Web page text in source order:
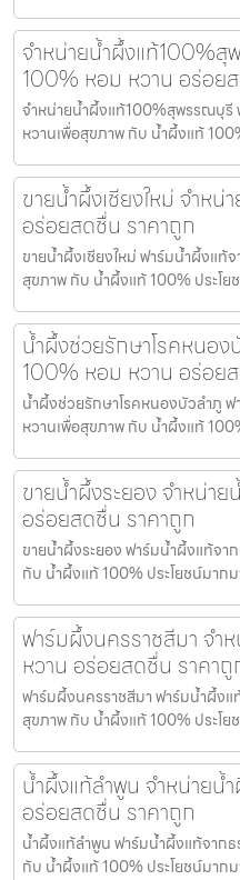
จำหน่ายน้ำผึ้งแท้100%
100% หอม หวาน อร่อย
จำหน่ายน้ำผึ้งแท้100%สุพรรณบุรี
หวานเพื่อสุขภาพ กับ น้ำผึ้งแท้
ขายน้ำผึ้งเชียงใหม่ จำห
อร่อยสดชื่น ราคาถูก
ขายน้ำผึ้งเชียงใหม่ ฟาร์มน้ำผึ้งแท้
สุขภาพ กับ น้ำผึ้งแท้ 100% ประโ
น้ำผึ้งช่วยรักษาโรคหนอ
100% หอม หวาน อร่อย
น้ำผึ้งช่วยรักษาโรคหนองบัวลำภู
หวานเพื่อสุขภาพ กับ น้ำผึ้งแท้
ขายน้ำผึ้งระยอง จำหน่า
อร่อยสดชื่น ราคาถูก
ขายน้ำผึ้งระยอง ฟาร์มน้ำผึ้งแท้จา
กับ น้ำผึ้งแท้ 100% ประโยชน์มาก
ฟาร์มผึ้งนครราชสีมา จำ
หวาน อร่อยสดชื่น ราคาถู
ฟาร์มผึ้งนครราชสีมา ฟาร์มน้ำผึ้ง
สุขภาพ กับ น้ำผึ้งแท้ 100% ประโ
น้ำผึ้งแท้ลำพูน จำหน่ายน้
อร่อยสดชื่น ราคาถูก
น้ำผึ้งแท้ลำพูน ฟาร์มน้ำผึ้งแท้จาก
กับ น้ำผึ้งแท้ 100% ประโยชน์มาก